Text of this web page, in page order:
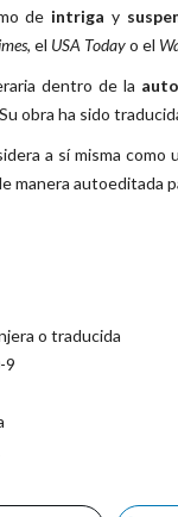
de intriga y
, el USA Todayo el
dentro de la
obra ha sido
a sí misma
manera autoeditada
o traducida
9